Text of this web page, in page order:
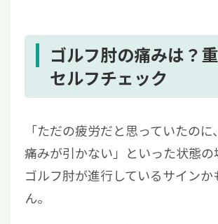
ゴルフ肘の痛みは？
セルフチェック
「ただの疲労だと思っていたの
痛みが引かない」といった状態の
ゴルフ肘が進行しているサインか
ん。